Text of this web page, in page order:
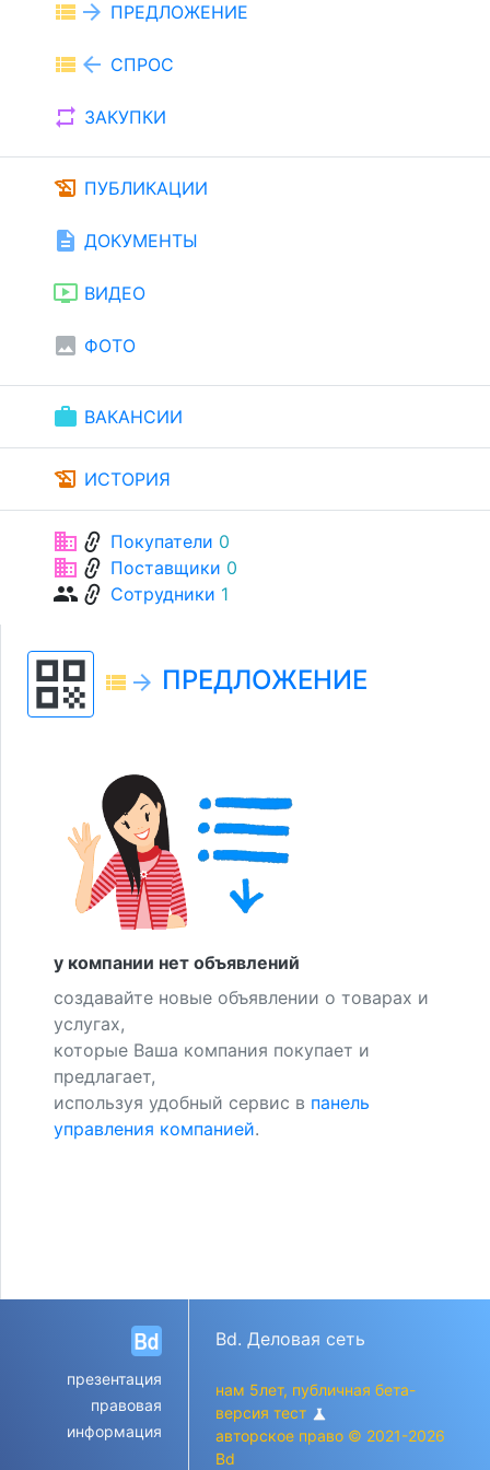
view_list arrow_forward ПРЕДЛОЖЕНИЕ
view_list arrow_back СПРОС
repeat ЗАКУПКИ
history_edu ПУБЛИКАЦИИ
description ДОКУМЕНТЫ
ondemand_video ВИДЕО
image ФОТО
work ВАКАНСИИ
history_edu ИСТОРИЯ
businesslink Покупатели 0
businesslink Поставщики 0
grouplink Сотрудники 1
qr_code view_list arrow_forward ПРЕДЛОЖЕНИЕ
у компании нет объявлений
создавайте новые объявлении о товарах и
услугах,
которые Ваша компания покупает и
предлагает,
используя удобный сервис в панель
управления компанией.
презентация
правовая
информация
Bd. Деловая сеть
нам 5лет, публичная бета-
версия тест science
авторское право © 2021-2026
Bd